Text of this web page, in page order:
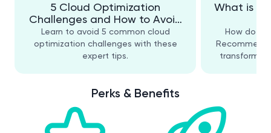
5 Cloud Optimization
Challenges and How to Avoid
Them
Learn to avoid 5 common cloud
optimization challenges with these
expert tips.
What is
How does
Perks & Benefits